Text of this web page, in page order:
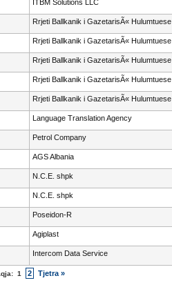
ITBM Solutions LLC
Rrjeti Ballkanik i GazetarisÃ« Hulumtuese
Rrjeti Ballkanik i GazetarisÃ« Hulumtuese
Rrjeti Ballkanik i GazetarisÃ« Hulumtuese
Rrjeti Ballkanik i GazetarisÃ« Hulumtuese
Rrjeti Ballkanik i GazetarisÃ« Hulumtuese
Language Translation Agency
Petrol Company
AGS Albania
N.C.E. shpk
N.C.E. shpk
Poseidon-R
Agiplast
Intercom Data Service
1 2 Tjetra »